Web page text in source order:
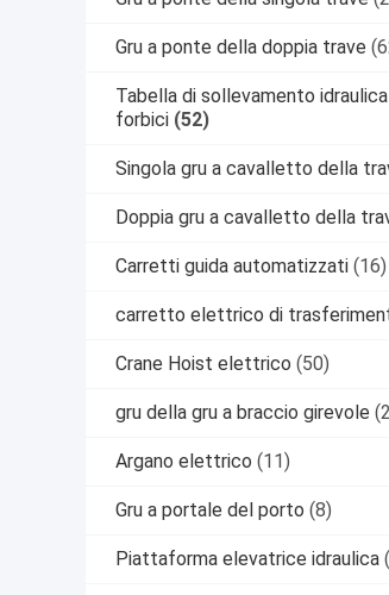
Gru a ponte della doppia trave
Tabella di sollevamento
forbici (52)
Singola gru a cavalletto della
Doppia gru a cavalletto della
Carretti guida automatizzati (16)
carretto elettrico di
Crane Hoist elettrico (50)
gru della gru a braccio girevole
Argano elettrico (11)
Gru a portale del porto (8)
Piattaforma elevatrice idraulica